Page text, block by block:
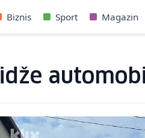
Biznis Sport Magazin